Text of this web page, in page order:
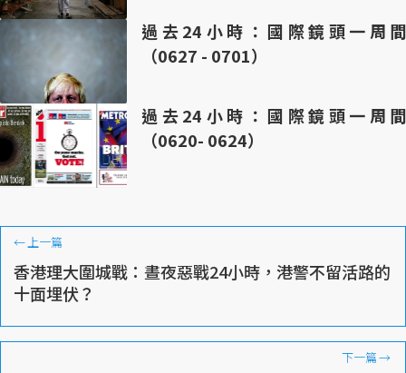
過去24小時：國際鏡頭一周間
（0627 - 0701）
過去24小時：國際鏡頭一周間
（0620- 0624）
←上一篇
香港理大圍城戰：晝夜惡戰24小時，港警不留活路的
十面埋伏？
下一篇→